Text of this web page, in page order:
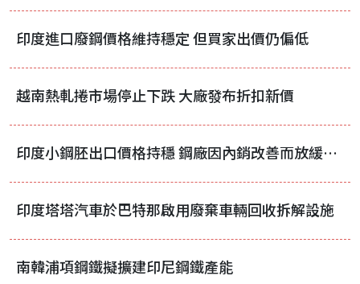
印度進口廢鋼價格維持穩定 但買家出價仍偏低
越南熱軋捲市場停止下跌 大廠發布折扣新價
印度小鋼胚出口價格持穩 鋼廠因內銷改善而放緩積極出口步調
印度塔塔汽車於巴特那啟用廢棄車輛回收拆解設施
南韓浦項鋼鐵擬擴建印尼鋼鐵產能